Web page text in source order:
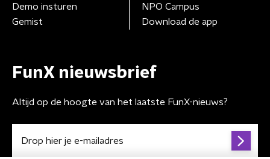
Demo insturen
Gemist
NPO Campus
Download de app
FunX nieuwsbrief
Altijd op de hoogte van het laatste FunX-nieuws?